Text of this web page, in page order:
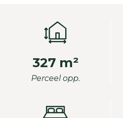
327 m²
Perceel opp.